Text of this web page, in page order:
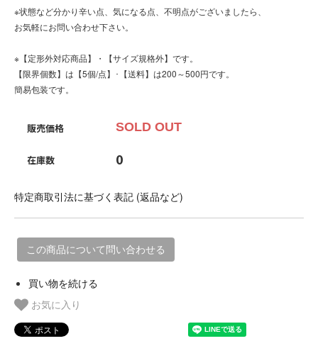
※状態など分かり辛い点、気になる点、不明点がございましたら、
お気軽にお問い合わせ下さい。
※【定形外対応商品】・【サイズ規格外】です。
【限界個数】は【5個/点】･【送料】は200～500円です。
簡易包装です。
販売価格 SOLD OUT
在庫数 0
特定商取引法に基づく表記 (返品など)
この商品について問い合わせる
買い物を続ける
お気に入り